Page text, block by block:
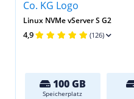
Linux NVMe vServer S G2
4,9 (126)
100 GB
Speicherplatz